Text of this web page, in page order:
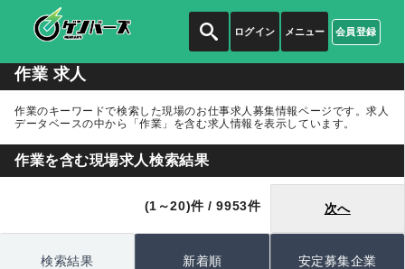
ログイン 会員登録
メニュー
作業 求人
作業のキーワードで検索した現場のお仕事求人募集情報ページです。求人
データベースの中から
「作業」 を含む求人情報を表示しています。
作業を含む現場求人検索結果
(1～20)件 / 9953件 次へ
検索結果 新着順 安定募集企業